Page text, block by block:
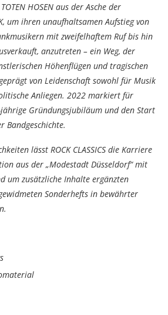
HOSEN aus der Asche der
um ihren unaufhaltsamen Aufstieg von
mit zweifelhaftem Ruf bis hin
anzutreten – ein Weg, der
Höhenflügen und tragischen
von Leidenschaft sowohl für Musik
Anliegen. 2022 markiert für
Gründungsjubiläum und den Start
Bandgeschichte.
lässt ROCK CLASSICS die Karriere
aus der „Modestadt Düsseldorf“ mit
um zusätzliche Inhalte ergänzten
Sonderhefts in bewährter